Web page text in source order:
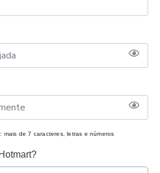
mais de 7 caracteres, letras e números